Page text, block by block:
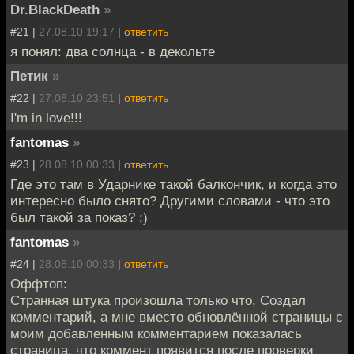
Dr.BlackDeath »
#21 | 27.08.10 19:17 | ответить
я понял: два солнца - в декольте
Петик »
#22 | 27.08.10 23:51 | ответить
I'm in love!!!
fantomas »
#23 | 28.08.10 00:33 | ответить
Где это там в Ударнике такой балкончик, и когда это
интересно было снято? Другими словами - что это
был такой за показ? :)
fantomas »
#24 | 28.08.10 00:33 | ответить
Оффтоп:
Странная штука произошла только что. Создал
комментарий, а мне вместо обновлённой страницы с
моим добавленным комментарием показалась
страница, что коммент появится после проверки